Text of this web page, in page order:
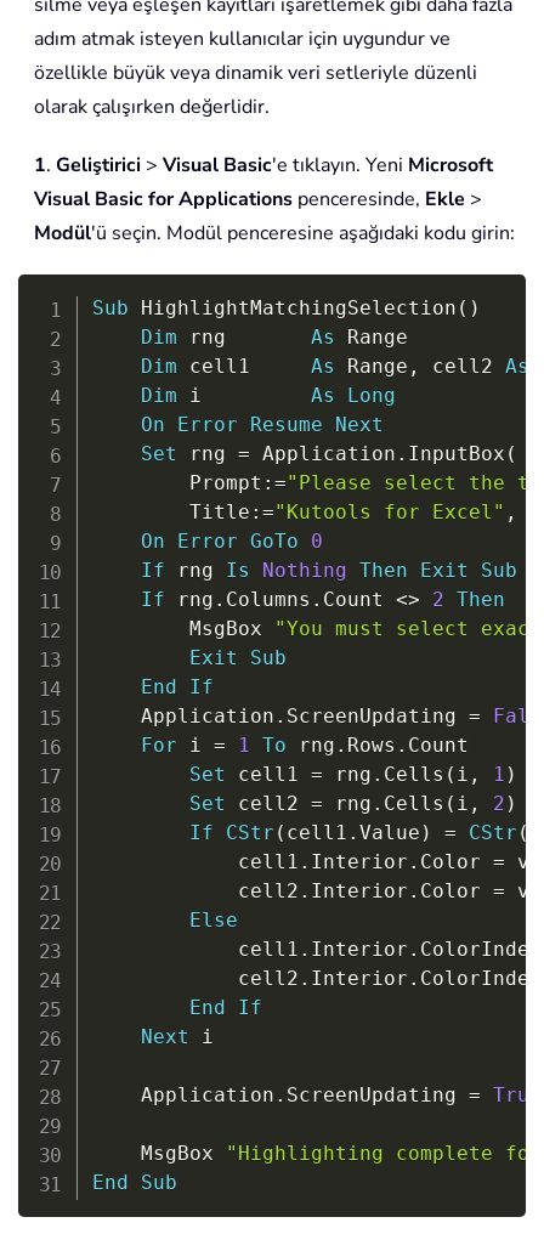
adım atmak isteyen kullanıcılar için uygundur ve
özellikle büyük veya dinamik veri setleriyle düzenli
olarak çalışırken değerlidir.
1. Geliştirici > Visual Basic'e tıklayın. Yeni Microsoft
Visual Basic for Applications penceresinde, Ekle >
Modül'ü seçin. Modül penceresine aşağıdaki kodu girin:
Sub HighlightMatchingSelection ( )
Dim rng As Range
Dim cell1 As Range , cell2 As
Dim i As
Long
On
Error Resume
Next
Set rng = Application . InputBox (
        Prompt
: ="Please select the
        Title
: ="Kutools for Excel" ,
On
Error GoTo
0
If rng Is Nothing Then Exit
Sub
If rng . Columns . Count <> 2 Then
        MsgBox
"You must select
Exit
Sub
End
If
    Application
. ScreenUpdating =
For i = 1 To rng . Rows . Count
Set cell1 = rng . Cells ( i , 1 )
Set cell2 = rng . Cells ( i , 2 )
If
CStr ( cell1 . Value ) = CStr (
            cell1
. Interior . Color =
            cell2
. Interior . Color =
Else
            cell1
. Interior .
            cell2
. Interior .
End
If
Next i
    Application
. ScreenUpdating = True
    MsgBox
"Highlighting complete
End
Sub
Copy